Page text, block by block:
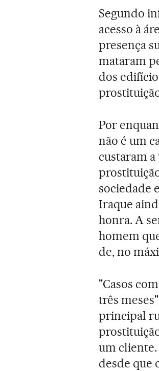
Segundo
acesso à
presença
mataram
dos
Por
não é um
custaram a
sociedade
Iraque
honra. A
homem
de, no
"Casos
três
principal
um cliente.
desde que